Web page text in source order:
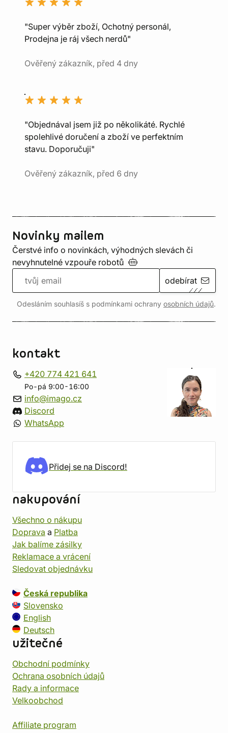
"Super výběr zboží, Ochotný personál,
Prodejna je ráj všech nerdů"
Ověřený zákazník, před 4 dny
"Objednával jsem již po několikáté. Rychlé
spolehlivé doručení a zboží ve perfektním
stavu. Doporučuji"
Ověřený zákazník, před 6 dny
Novinky mailem
Čerstvé info o novinkách, výhodných slevách či
nevyhnutelné vzpouře robotů
odebírat
Odesláním souhlasíš s podmínkami ochrany osobních údajů.
kontakt
+420 774 421 641
Po-pá 9:00-16:00
info@imago.cz
Discord
WhatsApp
Přidej se na Discord!
nakupování
Všechno o nákupu
Doprava a Platba
Jak balíme zásilky
Reklamace a vrácení
Sledovat objednávku
Česká republika
Slovensko
English
Deutsch
užitečné
Obchodní podmínky
Ochrana osobních údajů
Rady a informace
Velkoobchod
Affiliate program